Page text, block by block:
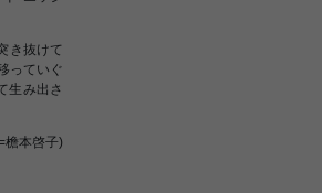
き抜けて
っていぐ
生み出さ
檐本啓子)